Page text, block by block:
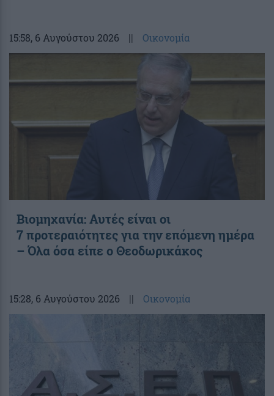
15:58, 6 Αυγούστου 2026 || Οικονομία
Βιομηχανία: Αυτές είναι οι
7 προτεραιότητες για την επόμενη ημέρα
– Όλα όσα είπε ο Θεοδωρικάκος
15:28, 6 Αυγούστου 2026 || Οικονομία